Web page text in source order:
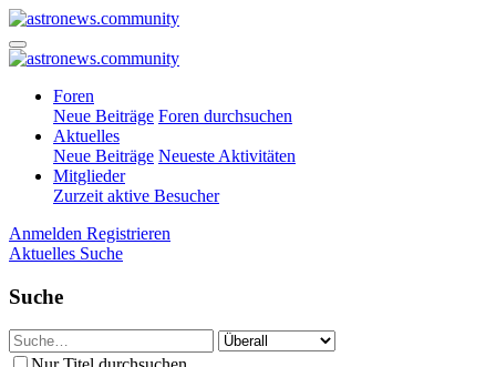
Foren
Neue Beiträge Foren durchsuchen
Aktuelles
Neue Beiträge Neueste Aktivitäten
Mitglieder
Zurzeit aktive Besucher
Anmelden Registrieren
Aktuelles Suche
Suche